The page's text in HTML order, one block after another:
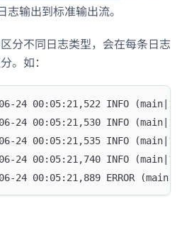
输出到标准输出流。
分不同日志类型，会在每条日志
。如：
06-24 00:05:21,522 INFO
06-24 00:05:21,530 INFO
06-24 00:05:21,535 INFO
06-24 00:05:21,740 INFO
06-24 00:05:21,889 ERROR